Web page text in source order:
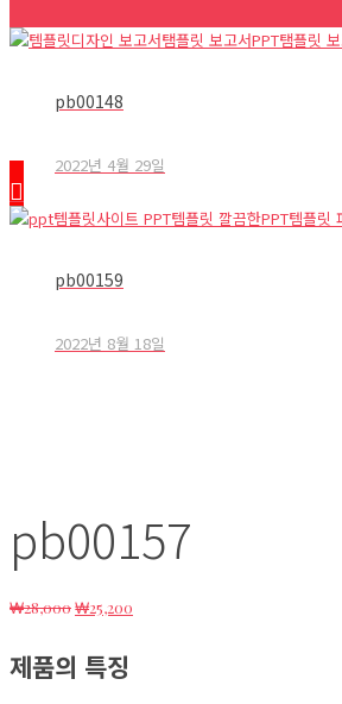
pb00148
2022년 4월 29일
pb00159
2022년 8월 18일
pb00157
₩28,000원
가
격:
₩25,200
제품의 특징